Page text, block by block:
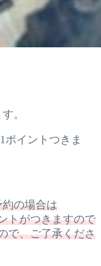
。
ポイントつきま
約の場合は
トがつきますので
で、ご了承くださ